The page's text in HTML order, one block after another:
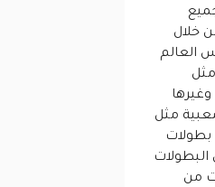
خلال
العالم
مثل
وغيرها
مثل
بطولات
البطولات
من